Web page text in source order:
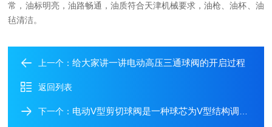
常，油标明亮，油路畅通，油质符合天津机械要求，油枪、油杯、油
毡清洁。
上一个：给大家讲一讲电动高压三通球阀的开启过程
返回列表
下一个： 电动V型剪切球阀是一种球芯为V型结构调节阀